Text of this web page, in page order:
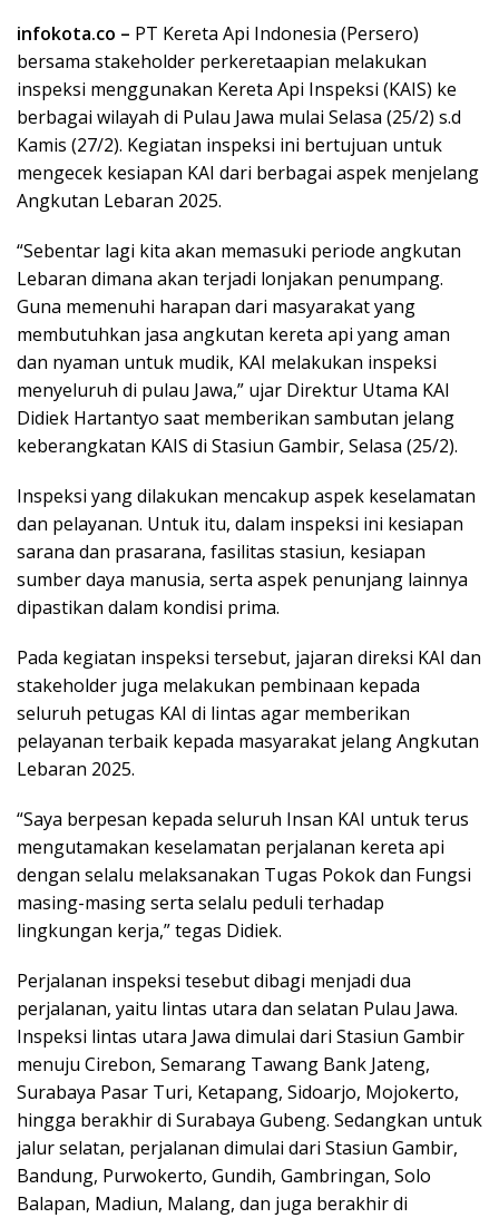
infokota.co – PT Kereta Api Indonesia (Persero)
bersama stakeholder perkeretaapian melakukan
inspeksi menggunakan Kereta Api Inspeksi (KAIS) ke
berbagai wilayah di Pulau Jawa mulai Selasa (25/2) s.d
Kamis (27/2). Kegiatan inspeksi ini bertujuan untuk
mengecek kesiapan KAI dari berbagai aspek menjelang
Angkutan Lebaran 2025.
“Sebentar lagi kita akan memasuki periode angkutan
Lebaran dimana akan terjadi lonjakan penumpang.
Guna memenuhi harapan dari masyarakat yang
membutuhkan jasa angkutan kereta api yang aman
dan nyaman untuk mudik, KAI melakukan inspeksi
menyeluruh di pulau Jawa,” ujar Direktur Utama KAI
Didiek Hartantyo saat memberikan sambutan jelang
keberangkatan KAIS di Stasiun Gambir, Selasa (25/2).
Inspeksi yang dilakukan mencakup aspek keselamatan
dan pelayanan. Untuk itu, dalam inspeksi ini kesiapan
sarana dan prasarana, fasilitas stasiun, kesiapan
sumber daya manusia, serta aspek penunjang lainnya
dipastikan dalam kondisi prima.
Pada kegiatan inspeksi tersebut, jajaran direksi KAI dan
stakeholder juga melakukan pembinaan kepada
seluruh petugas KAI di lintas agar memberikan
pelayanan terbaik kepada masyarakat jelang Angkutan
Lebaran 2025.
“Saya berpesan kepada seluruh Insan KAI untuk terus
mengutamakan keselamatan perjalanan kereta api
dengan selalu melaksanakan Tugas Pokok dan Fungsi
masing-masing serta selalu peduli terhadap
lingkungan kerja,” tegas Didiek.
Perjalanan inspeksi tesebut dibagi menjadi dua
perjalanan, yaitu lintas utara dan selatan Pulau Jawa.
Inspeksi lintas utara Jawa dimulai dari Stasiun Gambir
menuju Cirebon, Semarang Tawang Bank Jateng,
Surabaya Pasar Turi, Ketapang, Sidoarjo, Mojokerto,
hingga berakhir di Surabaya Gubeng. Sedangkan untuk
jalur selatan, perjalanan dimulai dari Stasiun Gambir,
Bandung, Purwokerto, Gundih, Gambringan, Solo
Balapan, Madiun, Malang, dan juga berakhir di